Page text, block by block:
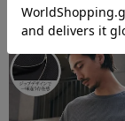
ブラック/ネイビ
ス
アイテムガイド
4,290(税込)